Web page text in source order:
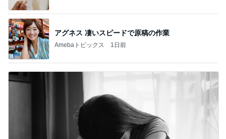
アグネス 凄いスピードで原稿の作業
Amebaトピックス 1日前